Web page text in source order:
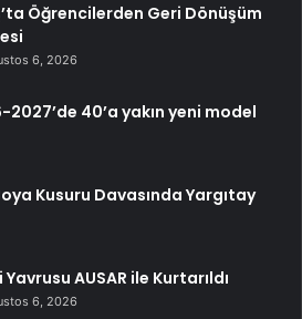
Öğrencilerden Geri Dönüşüm
6, 2026
40’a yakın yeni model
Kusuru Davasında Yargıtay
Yavrusu AUSAR ile Kurtarıldı
6, 2026